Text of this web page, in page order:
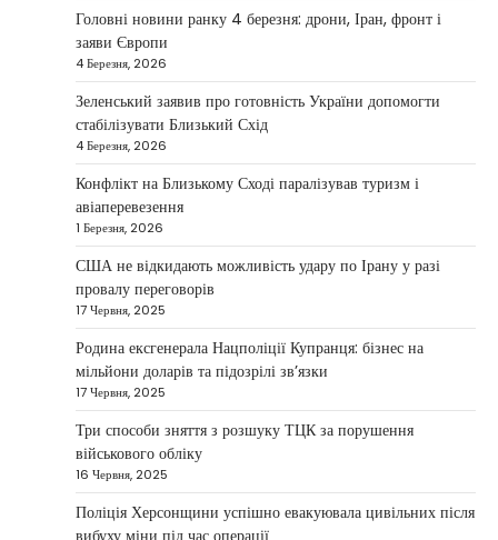
Kolomysheva Anastasiya
17 Червня,
2025
У США не виключають застосування сили проти
Ірану, якщо дипломатичні переговори не
принесуть бажаних результатів.…
Дубай зберігає статус глобального
хабу та приваблює український
бізнес
Taisiya Kovalchuk 5 Березня, 2026
Дубай протягом багатьох років утримує статус
одного з найбільш привабливих міжнародних
центрів для ведення бізнесу…
НОВИНИ
Головні новини ранку 4 березня:
дрони, Іран, фронт і заяви Європи
Taisiya Kovalchuk
Україна може долучитися до посилення систем
протидії іранським дронам на Близькому Сході,
Головні новини ранку 4 березня: дрони, Іран, фронт і
заяви Європи
4 Березня, 2026
Зеленський заявив про готовність України допомогти
стабілізувати Близький Схід
4 Березня, 2026
Конфлікт на Близькому Сході паралізував туризм і
авіаперевезення
1 Березня, 2026
США не відкидають можливість удару по Ірану у разі
провалу переговорів
17 Червня, 2025
Родина ексгенерала Нацполіції Купранця: бізнес на
мільйони доларів та підозрілі зв’язки
17 Червня, 2025
Три способи зняття з розшуку ТЦК за порушення
військового обліку
16 Червня, 2025
Поліція Херсонщини успішно евакуювала цивільних після
вибуху міни під час операції